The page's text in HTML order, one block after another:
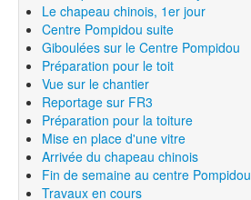
Le chapeau chinois, 1er jour
Centre Pompidou suite
Giboulées sur le Centre Pompidou
Préparation pour le toit
Vue sur le chantier
Reportage sur FR3
Préparation pour la toiture
Mise en place d'une vitre
Arrivée du chapeau chinois
Fin de semaine au centre Pompidou
Travaux en cours